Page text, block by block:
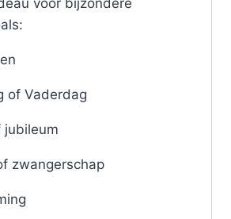
voor bijzondere
of Vaderdag
jubileum
zwangerschap